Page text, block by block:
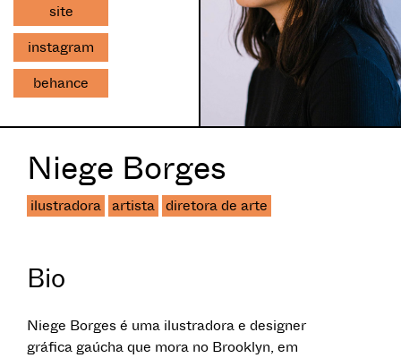
site
instagram
behance
Niege Borges
ilustradora artista diretora de arte
Bio
Niege Borges é uma ilustradora e designer
gráfica gaúcha que mora no Brooklyn, em